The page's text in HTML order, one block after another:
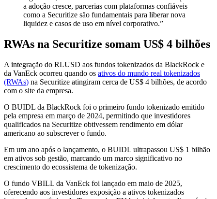
a adoção cresce, parcerias com plataformas confiáveis
como a Securitize são fundamentais para liberar nova
liquidez e casos de uso em nível corporativo.”
RWAs na Securitize somam US$ 4 bilhões
A integração do RLUSD aos fundos tokenizados da BlackRock e
da VanEck ocorreu quando os ativos do mundo real tokenizados
(RWAs) na Securitize atingiram cerca de US$ 4 bilhões, de acordo
com o site da empresa.
O BUIDL da BlackRock foi o primeiro fundo tokenizado emitido
pela empresa em março de 2024, permitindo que investidores
qualificados na Securitize obtivessem rendimento em dólar
americano ao subscrever o fundo.
Em um ano após o lançamento, o BUIDL ultrapassou US$ 1 bilhão
em ativos sob gestão, marcando um marco significativo no
crescimento do ecossistema de tokenização.
O fundo VBILL da VanEck foi lançado em maio de 2025,
oferecendo aos investidores exposição a ativos tokenizados